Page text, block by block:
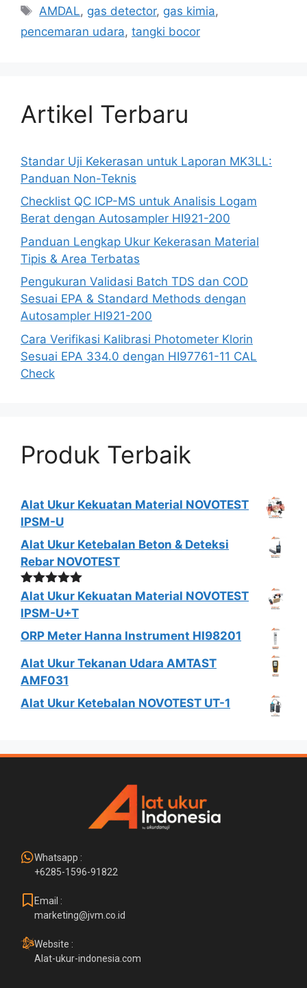
AMDAL, gas detector, gas kimia,
pencemaran udara, tangki bocor
Artikel Terbaru
Standar Uji Kekerasan untuk Laporan MK3LL:
Panduan Non-Teknis
Checklist QC ICP-MS untuk Analisis Logam
Berat dengan Autosampler HI921-200
Panduan Lengkap Ukur Kekerasan Material
Tipis & Area Terbatas
Pengukuran Validasi Batch TDS dan COD
Sesuai EPA & Standard Methods dengan
Autosampler HI921-200
Cara Verifikasi Kalibrasi Photometer Klorin
Sesuai EPA 334.0 dengan HI97761-11 CAL
Check
Produk Terbaik
Alat Ukur Kekuatan Material NOVOTEST
IPSM-U
Alat Ukur Ketebalan Beton & Deteksi
Rebar NOVOTEST
Dinilai5.00
dari 5
Alat Ukur Kekuatan Material NOVOTEST
IPSM-U+T
ORP Meter Hanna Instrument HI98201
Alat Ukur Tekanan Udara AMTAST
AMF031
Alat Ukur Ketebalan NOVOTEST UT-1
Whatsapp :
+6285-1596-91822
Email :
marketing@jvm.co.id
Website :
Alat-ukur-indonesia.com